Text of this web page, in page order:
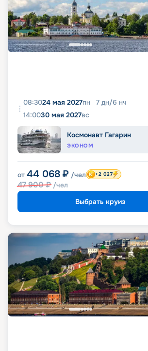
08:3024 мая 2027пн 7 дн/6 нч
14:0030 мая 2027вс
Космонавт Гагарин
ЭКОНОМ
от 44 068 ₽ /чел
47 900₽ /чел
+2 027
Выбрать круиз